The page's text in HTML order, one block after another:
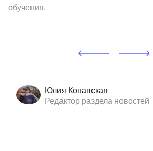
обучения.
Юлия Конавская
Редактор раздела новостей